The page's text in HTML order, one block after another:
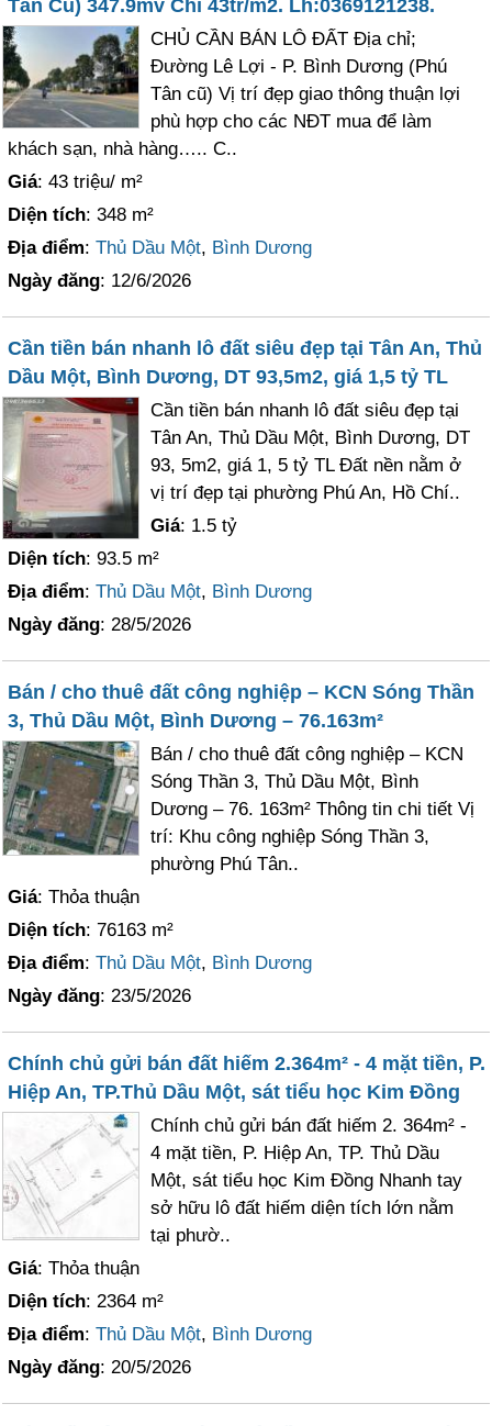
Tân Cũ) 347.9mv Chỉ 43tr/m2. Lh:0369121238.
CHỦ CẦN BÁN LÔ ĐẤT Địa chỉ;
Đường Lê Lợi - P. Bình Dương (Phú
Tân cũ) Vị trí đẹp giao thông thuận lợi
phù hợp cho các NĐT mua để làm
khách sạn, nhà hàng….. C..
Giá: 43 triệu/ m²
Diện tích: 348 m²
Địa điểm:Thủ Dầu Một, Bình Dương
Ngày đăng: 12/6/2026
Cần tiền bán nhanh lô đất siêu đẹp tại Tân An, Thủ
Dầu Một, Bình Dương, DT 93,5m2, giá 1,5 tỷ TL
Cần tiền bán nhanh lô đất siêu đẹp tại
Tân An, Thủ Dầu Một, Bình Dương, DT
93, 5m2, giá 1, 5 tỷ TL Đất nền nằm ở
vị trí đẹp tại phường Phú An, Hồ Chí..
Giá: 1.5 tỷ
Diện tích: 93.5 m²
Địa điểm:Thủ Dầu Một, Bình Dương
Ngày đăng: 28/5/2026
Bán / cho thuê đất công nghiệp – KCN Sóng Thần
3, Thủ Dầu Một, Bình Dương – 76.163m²
Bán / cho thuê đất công nghiệp – KCN
Sóng Thần 3, Thủ Dầu Một, Bình
Dương – 76. 163m² Thông tin chi tiết Vị
trí: Khu công nghiệp Sóng Thần 3,
phường Phú Tân..
Giá: Thỏa thuận
Diện tích: 76163 m²
Địa điểm:Thủ Dầu Một, Bình Dương
Ngày đăng: 23/5/2026
Chính chủ gửi bán đất hiếm 2.364m² - 4 mặt tiền, P.
Hiệp An, TP.Thủ Dầu Một, sát tiểu học Kim Đồng
Chính chủ gửi bán đất hiếm 2. 364m² -
4 mặt tiền, P. Hiệp An, TP. Thủ Dầu
Một, sát tiểu học Kim Đồng Nhanh tay
sở hữu lô đất hiếm diện tích lớn nằm
tại phườ..
Giá: Thỏa thuận
Diện tích: 2364 m²
Địa điểm:Thủ Dầu Một, Bình Dương
Ngày đăng: 20/5/2026